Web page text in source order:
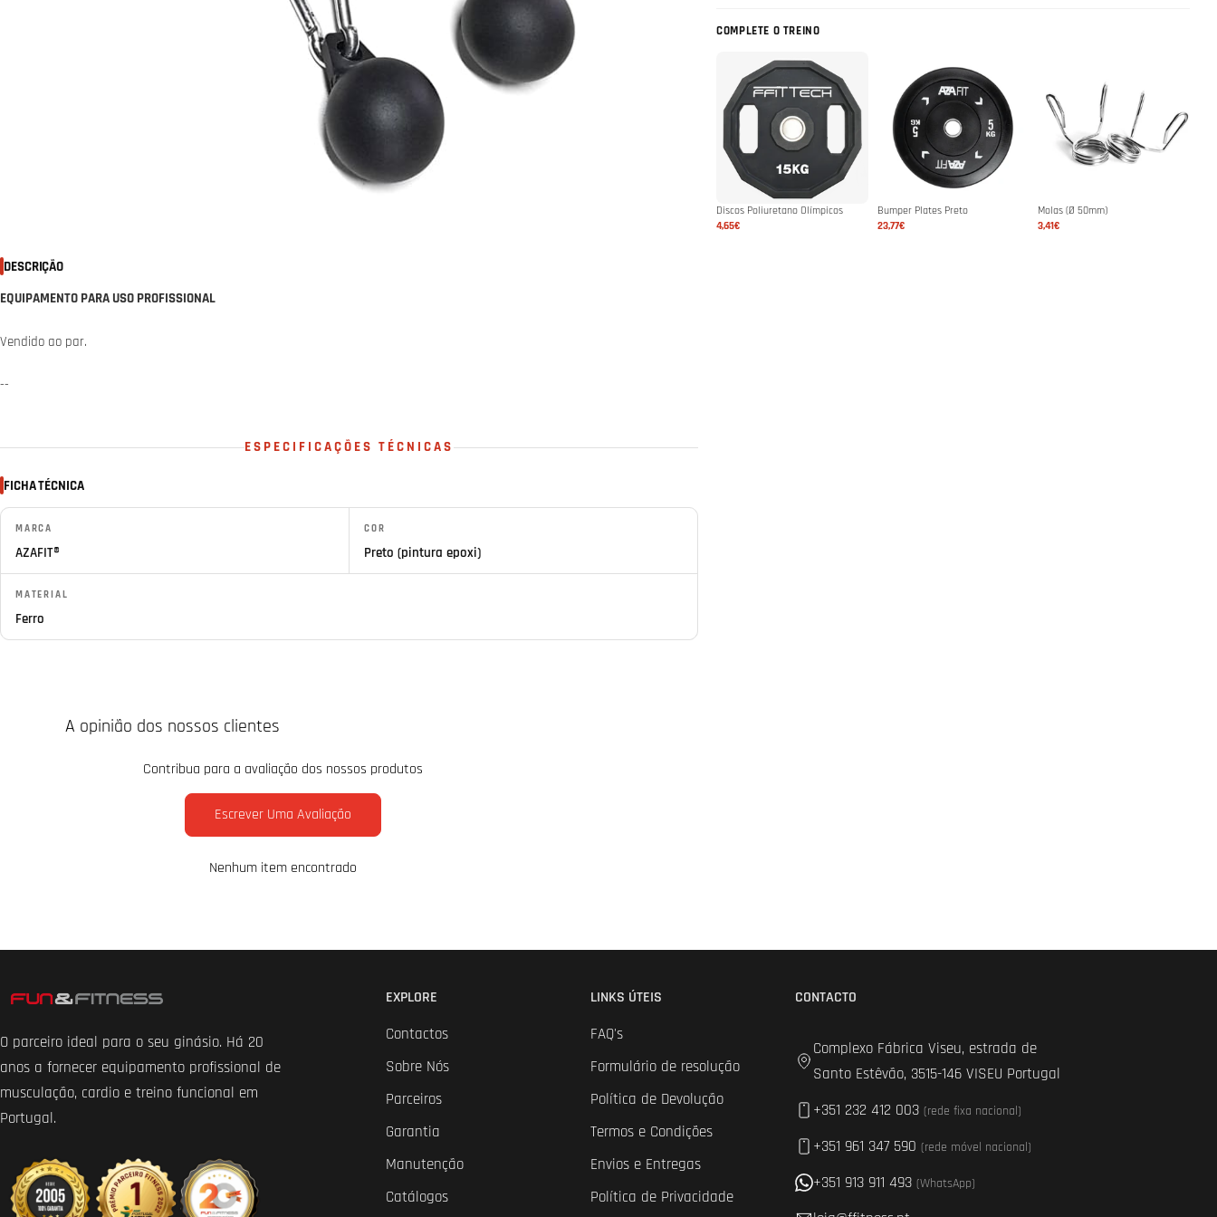
DESCRIÇÃO
EQUIPAMENTO PARA USO PROFISSIONAL
Vendido ao par.
--
ESPECIFICAÇÕES TÉCNICAS
FICHA TÉCNICA
MARCA
AZAFIT®
COR
Preto (pintura epoxi)
MATERIAL
Ferro
COMPLETE O TREINO
Discos Poliuretano Olímpicos
4,65€
Bumper Plates Preto
23,77€
Molas (Ø 50mm)
3,41€
A opinião dos nossos clientes
Contribua para a avaliação dos nossos produtos
Escrever Uma Avaliação
Nenhum item encontrado
O parceiro ideal para o seu ginásio. Há 20
anos a fornecer equipamento profissional de
musculação, cardio e treino funcional em
Portugal.
EXPLORE
Contactos
Sobre Nós
Parceiros
Garantia
Manutenção
Catálogos
LINKS ÚTEIS
FAQ's
Formulário de resolução
Política de Devolução
Termos e Condições
Envios e Entregas
Política de Privacidade
CONTACTO
Complexo Fábrica Viseu, estrada de
Santo Estêvão, 3515-146 VISEU Portugal
+351 232 412 003 (rede fixa nacional)
+351 961 347 590 (rede móvel nacional)
+351 913 911 493 (WhatsApp)